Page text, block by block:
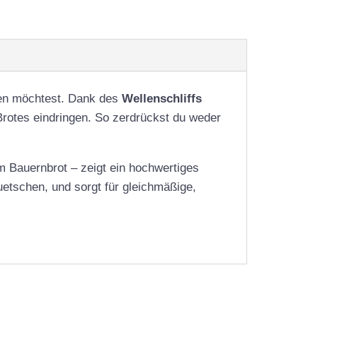
möchtest. Dank desWellenschliffs
eindringen. So zerdrückst du weder
Bauernbrot – zeigt ein hochwertiges
und sorgt für gleichmäßige,